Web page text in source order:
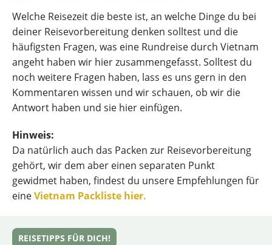
Welche Reisezeit die beste ist, an welche Dinge du bei
deiner Reisevorbereitung denken solltest und die
häufigsten Fragen, was eine Rundreise durch Vietnam
angeht haben wir hier zusammengefasst. Solltest du
noch weitere Fragen haben, lass es uns gern in den
Kommentaren wissen und wir schauen, ob wir die
Antwort haben und sie hier einfügen.
Hinweis:
Da natürlich auch das Packen zur Reisevorbereitung
gehört, wir dem aber einen separaten Punkt
gewidmet haben, findest du unsere Empfehlungen für
eineVietnam Packliste hier.
REISETIPPS FÜR DICH!